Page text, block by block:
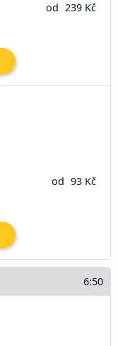
od 239 Kč
od 93 Kč
6:50